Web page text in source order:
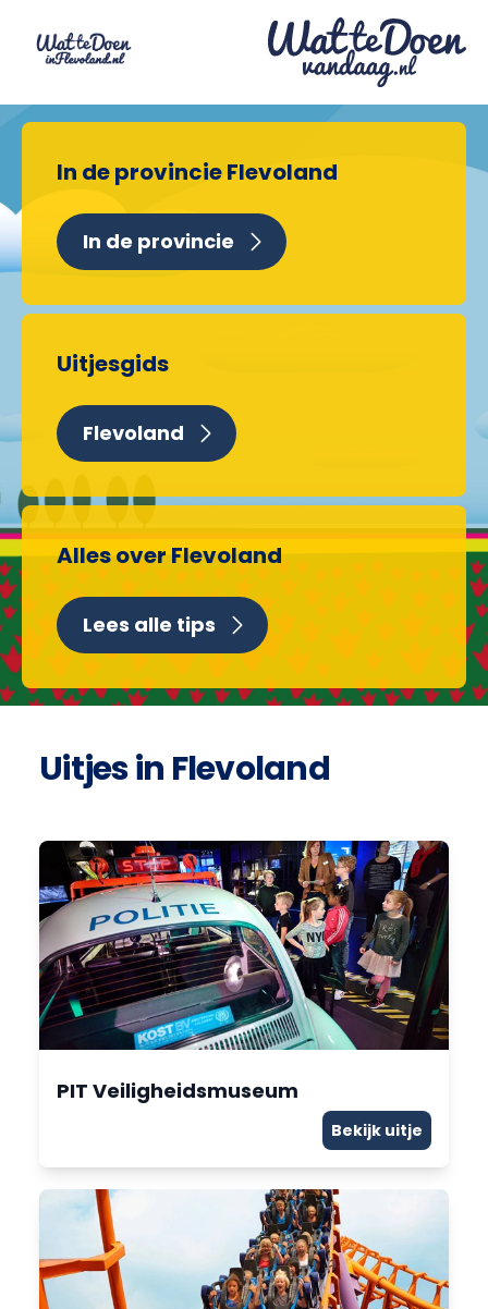
In de provincie Flevoland
In de provincie
Uitjesgids
Flevoland
Alles over Flevoland
Lees alle tips
Uitjes in Flevoland
PIT Veiligheidsmuseum
Bekijk uitje